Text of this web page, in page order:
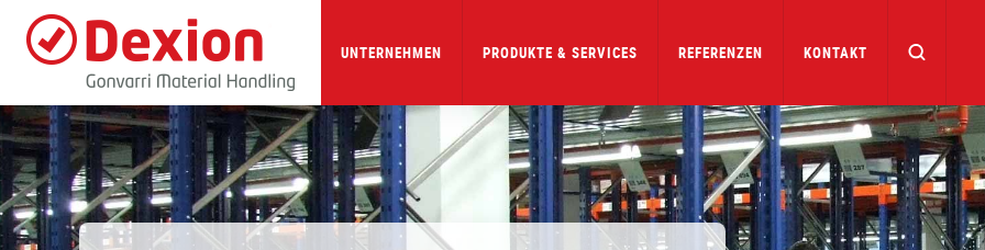
main
UNTERNEHMEN PRODUKTE & SERVICES REFERENZEN KONTAKT